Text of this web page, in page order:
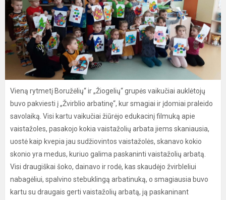
Vieną rytmetį Boružėlių“ ir „Žiogelių“ grupės vaikučiai auklėtojų
buvo pakviesti į „Žvirblio arbatinę“, kur smagiai ir įdomiai praleido
savolaiką. Visi kartu vaikučiai žiūrėjo edukacinį filmuką apie
vaistažoles, pasakojo kokia vaistažolių arbata jiems skaniausia,
uostė kaip kvepia jau sudžiovintos vaistažolės, skanavo kokio
skonio yra medus, kuriuo galima paskaninti vaistažolių arbatą.
Visi draugiškai šoko, dainavo ir rodė, kas skaudėjo žvirbleliui
nabagėliui, spalvino stebuklingą arbatinuką, o smagiausia buvo
kartu su draugais gerti vaistažolių arbatą, ją paskaninant